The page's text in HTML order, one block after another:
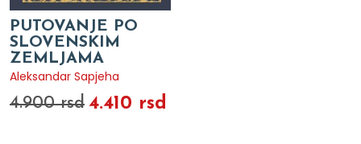
PUTOVANJE PO
SLOVENSKIM
ZEMLJAMA
Aleksandar Sapjeha
4.900 rsd 4.410 rsd